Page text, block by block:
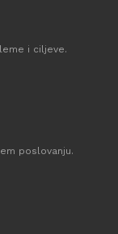
i ciljeve.
poslovanju.